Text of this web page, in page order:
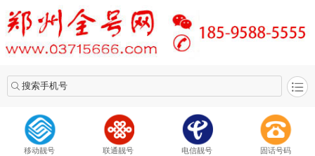
搜索手机号
移动靓号 联通靓号 电信靓号 固话号码